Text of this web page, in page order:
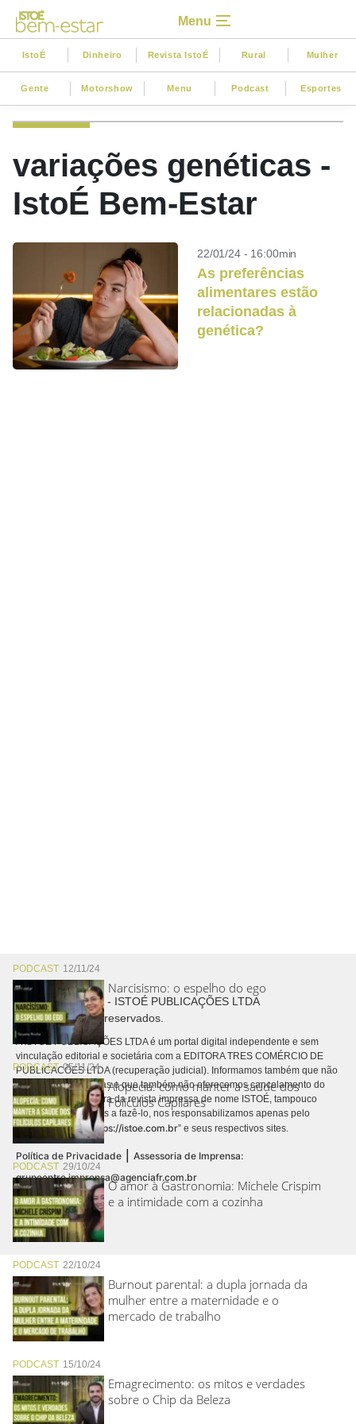
Menu
IstoÉ Dinheiro Revista IstoÉ Rural Mulher
Gente Motorshow Menu Podcast Esportes
variações genéticas -
IstoÉ Bem-Estar
22/01/24 - 16:00min
As preferências
alimentares estão
relacionadas à
genética?
PODCAST 12/11/24
Narcisismo: o espelho do ego
PODCAST05/11/24
Alopecia: como manter a saúde dos
Folículos Capilares
PODCAST 29/10/24
O amor à Gastronomia: Michele Crispim
e a intimidade com a cozinha
PODCAST 22/10/24
Burnout parental: a dupla jornada da
mulher entre a maternidade e o
mercado de trabalho
PODCAST 15/10/24
Emagrecimento: os mitos e verdades
sobre o Chip da Beleza
Copyright © 2026 - ISTOÉ PUBLICAÇÕES LTDA
Todos os direitos reservados.
A ISTOÉ PUBLICAÇÕES LTDA é um portal digital independente e sem
vinculação editorial e societária com a EDITORA TRES COMÉRCIO DE
PUBLICACÕES LTDA (recuperação judicial). Informamos também que não
realizamos cobranças e que também não oferecemos cancelamento do
contrato de assinatura da revista impressa de nome ISTOÉ, tampouco
autorizamos terceiros a fazê-lo, nos responsabilizamos apenas pelo
conteúdo digital “https://istoe.com.br” e seus respectivos sites.
Política de Privacidade | Assessoria de Imprensa:
grupoentre.imprensa@agenciafr.com.br